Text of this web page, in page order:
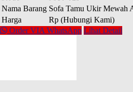
Nama Barang Sofa Tamu Ukir Mewah
Harga
Rp (Hubungi Kami)
Order VIA WhatsApp Lihat Detail